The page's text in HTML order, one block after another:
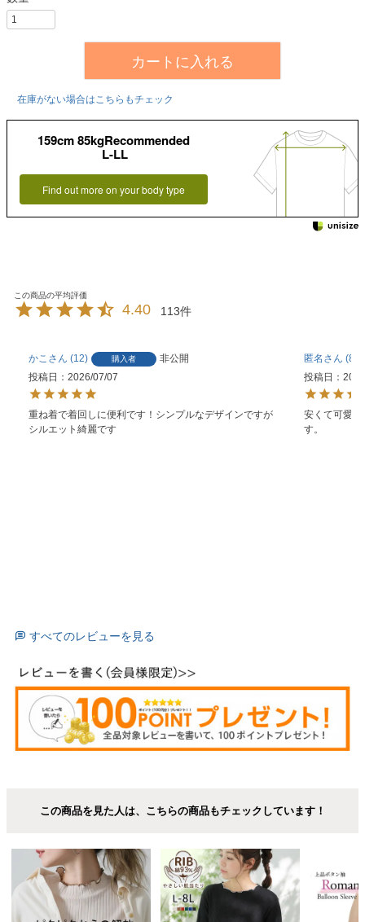
カートに入れる
在庫がない場合はこちらもチェック
159cm 85kgRecommended
L-LL
Find out more on your body type
4.40 113
かこ 12 購入者
非公開
投稿日
2026/07/07
重ね着で着回しに便利です！シンプルなデザインですが
シルエット綺麗です
匿名
87
投稿日
安くて可愛
す。
すべてのレビューを見る
この商品を見た人は、こちらの商品もチェックしています！